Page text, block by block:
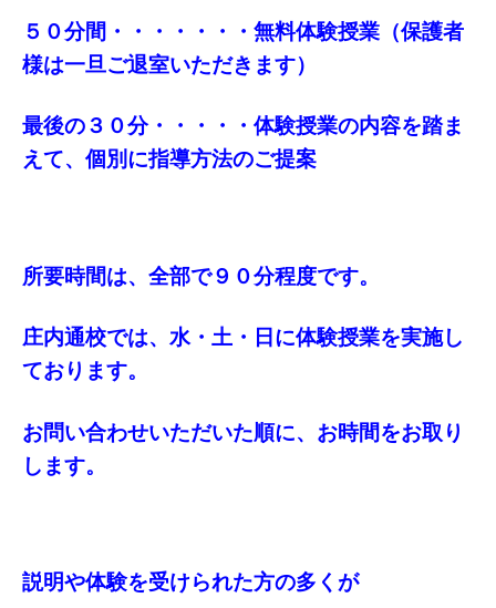
５０分間・・・・・・・無料体験授業（保護者
様は一旦ご退室いただきます）
最後の３０分・・・・・体験授業の内容を踏ま
えて、個別に指導方法のご提案
所要時間は、全部で９０分程度です。
庄内通校では、水・土・日に体験授業を実施し
ております。
お問い合わせいただいた順に、お時間をお取り
します。
説明や体験を受けられた方の多くが